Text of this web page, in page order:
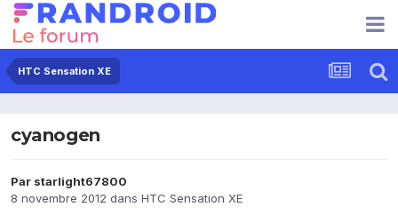
HTC Sensation XE
cyanogen
Par starlight67800
8 novembre 2012 dans HTC Sensation XE